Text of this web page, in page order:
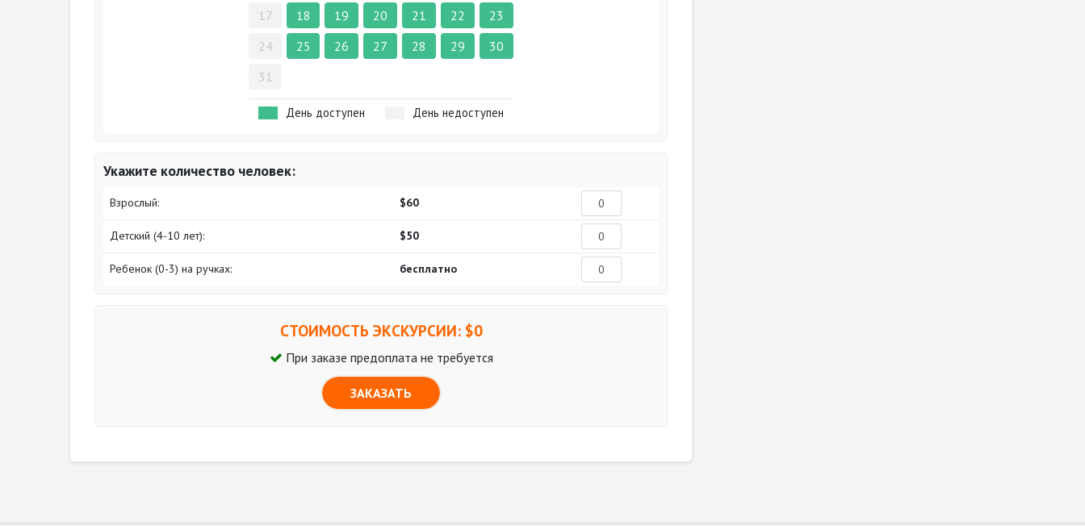
17
18 19 20 21 22
23
24
25 26 27 28 29
30
31
День доступен День недоступен
Укажите количество человек:
Взрослый: $60
Детский (4-10 лет): $50
Ребенок (0-3) на ручках: бесплатно
СТОИМОСТЬ ЭКСКУРСИИ: $0
При заказе предоплата не требуется
ЗАКАЗАТЬ